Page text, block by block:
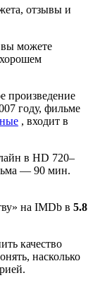
отзывы и
можете
произведение
году, фильме
, входит в
в HD 720–
— 90 мин.
на IMDb в 5.8
качество
насколько